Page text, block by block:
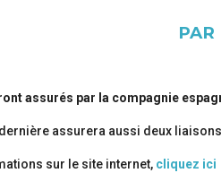
PAR
assurés par la compagnie
assurera aussi deux
sur le site internet, cliquez ici